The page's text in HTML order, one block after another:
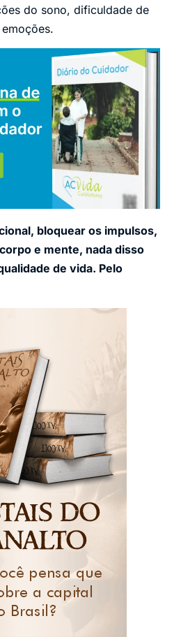
do sono, dificuldade de
bloquear os impulsos,
e mente, nada disso
de vida. Pelo